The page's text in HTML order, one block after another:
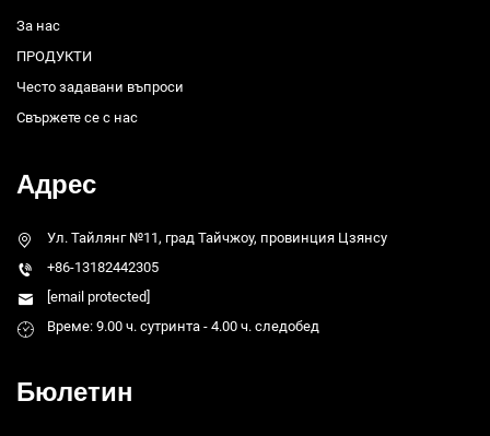
За нас
ПРОДУКТИ
Често задавани въпроси
Свържете се с нас
Адрес
Ул. Тайлянг №11, град Тайчжоу, провинция Цзянсу
+86-13182442305
[email protected]
Време: 9.00 ч. сутринта - 4.00 ч. следобед
Бюлетин